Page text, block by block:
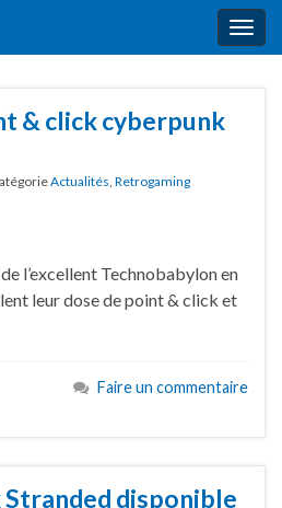
& click cyberpunk
Actualités, Retrogaming
l’excellent Technobabylon en
leur dose de point & click et
Faire un commentaire
disponible